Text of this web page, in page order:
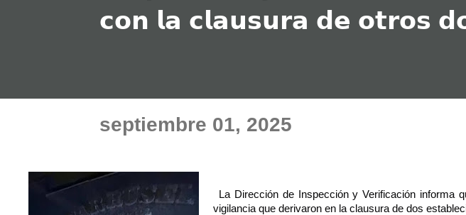
𝗰𝗼𝗻 𝗹𝗮 𝗰𝗹𝗮𝘂𝘀𝘂𝗿𝗮 𝗱𝗲 𝗼𝘁𝗿𝗼𝘀
septiembre 01, 2025
La Dirección de Inspección y Verificación informa
vigilancia que derivaron en la clausura de dos